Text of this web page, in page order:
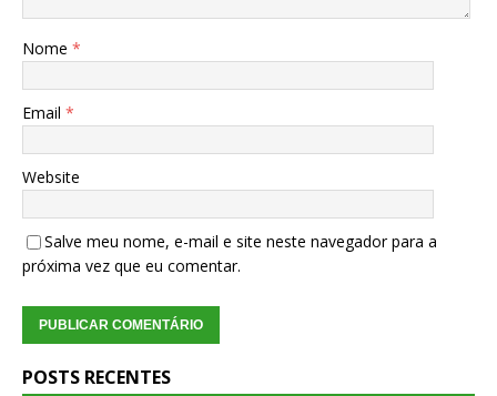
Nome *
Email *
Website
Salve meu nome, e-mail e site neste navegador para a
próxima vez que eu comentar.
POSTS RECENTES